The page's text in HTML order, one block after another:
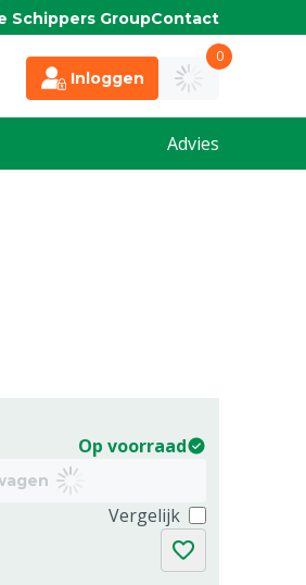
Schippers GroupContact
Inloggen
0
Advies
Op voorraad
Vergelijk